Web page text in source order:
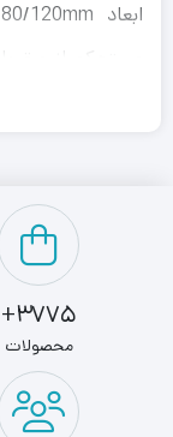
3775+
محصولات